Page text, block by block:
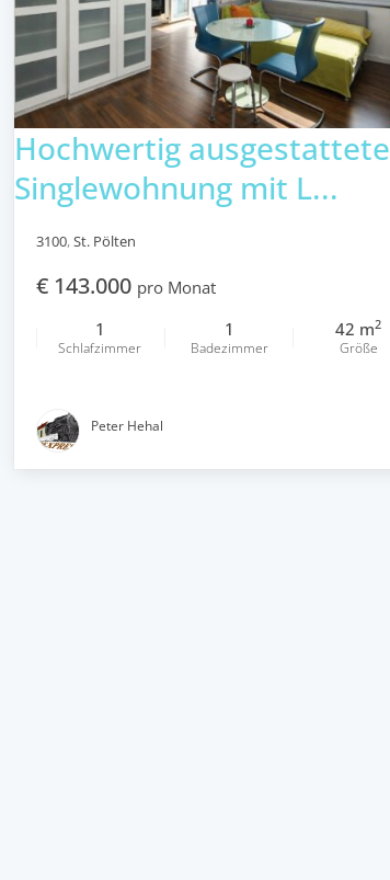
Hochwertig ausgestattete
Singlewohnung mit L...
3100,St. Pölten
€ 143.000 pro Monat
1
Schlafzimmer
1
Badezimmer
42 m2
Größe
Peter Hehal